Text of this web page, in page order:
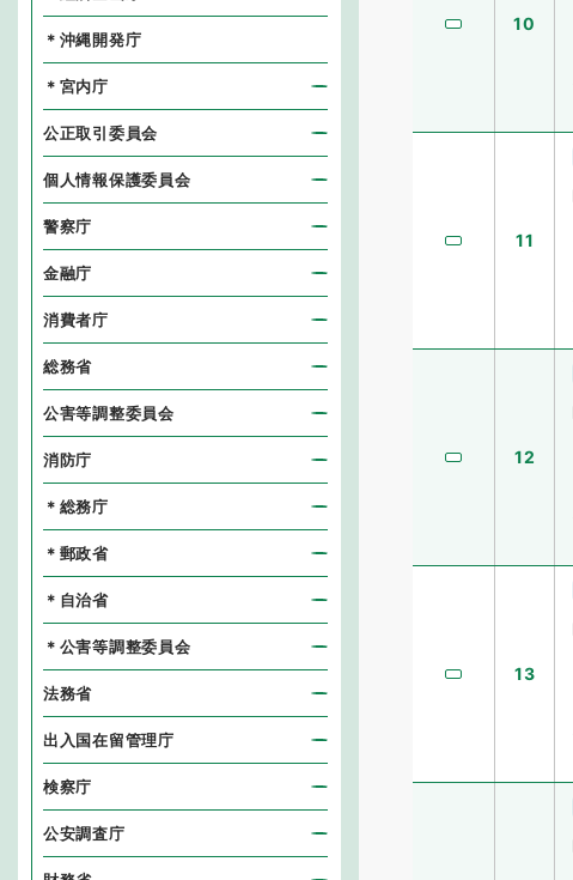
10
11
12
13
＊沖縄開発庁
＊宮内庁
公正取引委員会
個人情報保護委員会
警察庁
金融庁
消費者庁
総務省
公害等調整委員会
消防庁
＊総務庁
＊郵政省
＊自治省
＊公害等調整委員会
法務省
出入国在留管理庁
検察庁
公安調査庁